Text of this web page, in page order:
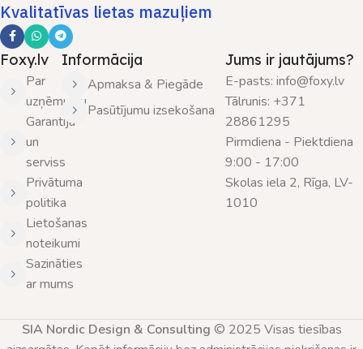
Kvalitatīvas lietas mazuļiem
Foxy.lv
Par
uzņēmumu
Garantija
un
serviss
Privātuma
politika
Lietošanas
noteikumi
Sazināties
ar mums
Informācija
Apmaksa & Piegāde
Pasūtījumu izsekošana
Jums ir jautājums?
E-pasts: info@foxy.lv
Tālrunis: +371
28861295
Pirmdiena - Piektdiena
9:00 - 17:00
Skolas iela 2, Rīga, LV-
1010
SIA Nordic Design & Consulting © 2025 Visas tiesības